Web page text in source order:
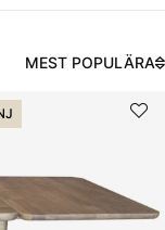
MEST POPULÄRA